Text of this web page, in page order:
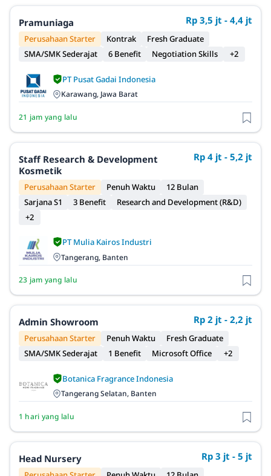
Pramuniaga Rp 3,5 jt - 4,4 jt
Perusahaan Starter Kontrak
Fresh Graduate
SMA/SMK Sederajat
6 Benefit Negotiation Skills +2
PT Pusat Gadai Indonesia
Karawang, Jawa Barat
21 jam yang lalu
Staff Research & Development
Kosmetik
Rp 4 jt - 5,2 jt
Perusahaan Starter Penuh Waktu
12 Bulan
Sarjana S1
3 Benefit
Research and Development (R&D)
+2
PT Mulia Kairos Industri
Tangerang, Banten
23 jam yang lalu
Admin Showroom Rp 2 jt - 2,2 jt
Perusahaan Starter Penuh Waktu
Fresh Graduate
SMA/SMK Sederajat
1 Benefit Microsoft Office +2
Botanica Fragrance Indonesia
Tangerang Selatan, Banten
1 hari yang lalu
Head Nursery Rp 3 jt - 5 jt